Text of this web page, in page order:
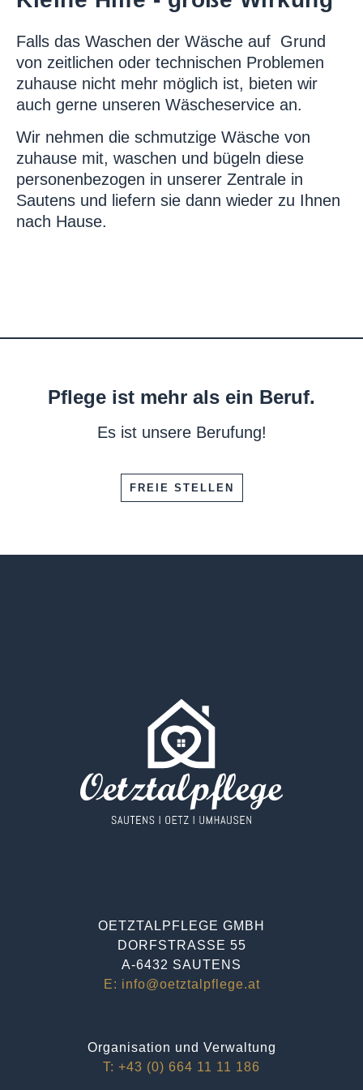
Falls das Waschen der Wäsche auf Grund
von zeitlichen oder technischen Problemen
zuhause nicht mehr möglich ist, bieten wir
auch gerne unseren Wäscheservice an.
Wir nehmen die schmutzige Wäsche von
zuhause mit, waschen und bügeln diese
personenbezogen in unserer Zentrale in
Sautens und liefern sie dann wieder zu Ihnen
nach Hause.
Pflege ist mehr als ein Beruf.
Es ist unsere Berufung!
FREIE STELLEN
OETZTALPFLEGE GMBH
DORFSTRASSE 55
A-6432 SAUTENS
E: info@oetztalpflege.at
Organisation und Verwaltung
T: +43 (0) 664 11 11 186